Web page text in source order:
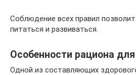
Соблюдение всех правил
питаться и развиваться.
Особенности рациона
Одной из составляющих